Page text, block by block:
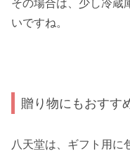
その場合は、少し冷蔵
いですね。
贈り物にもおすす
八天堂は、ギフト用に